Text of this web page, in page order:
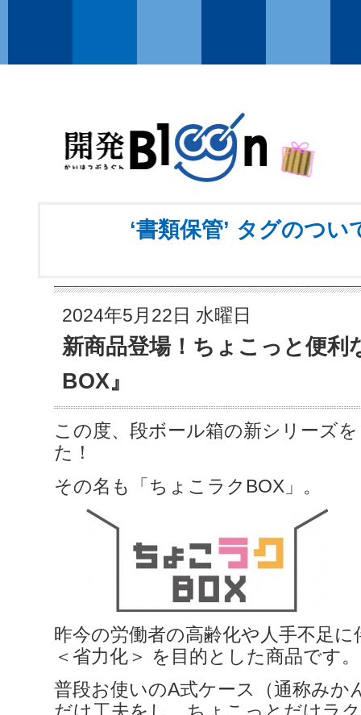
‘書類保管’ タグのつい
2024年5月22日 水曜日
新商品登場！ちょこっと便利
BOX』
この度、段ボール箱の新シリーズ
た！
その名も「ちょこラクBOX」。
昨今の労働者の高齢化や人手不足
＜省力化＞ を目的とした商品です。
普段お使いのA式ケース（通称みか